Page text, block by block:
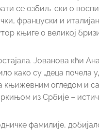
се озбиљ-ски о
француски и
књиге о великој
Јованова кћи
како су „деца почела
књижевним огледом и
из Србије –
фамилије,